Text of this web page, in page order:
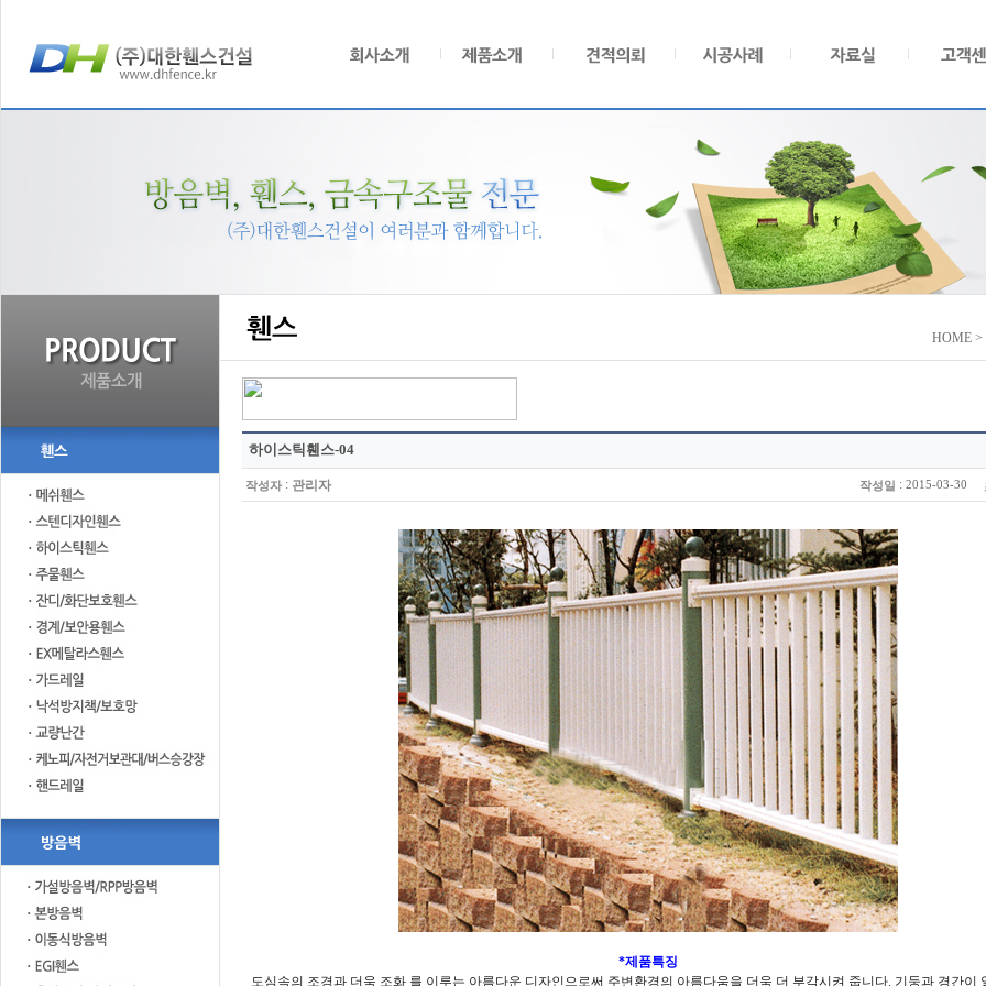
HOME >
하이스틱휀스-04
작성자 : 관리자 작성일 : 2015-03-30
*제품특징
도심속의 조경과 더욱 조화 를 이루는 아름다운 디자인으로써 주변환경의 아름다움을 더욱 더 부각시켜 줍니다. 기둥과 경간이